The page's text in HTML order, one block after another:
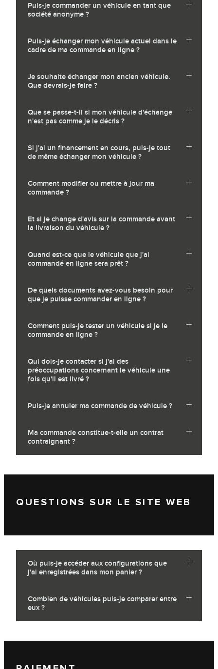
Puis-je commander un véhicule en tant que
société anonyme ?
Puis-je échanger mon véhicule actuel dans le
cadre de ma commande en ligne ?
Je souhaite échanger mon ancien véhicule.
Que devrais-je faire ?
Que se passe-t-il si mon véhicule d'échange
n'est pas comme je le décris ?
Si j'ai un financement en cours, puis-je tout
de même échanger mon véhicule ?
Comment modifier ou mettre à jour ma
commande ?
Et si je change d'avis sur la commande avant
la livraison du véhicule ?
Quand est-ce que le véhicule que j'ai
commandé en ligne sera prêt ?
De quels documents avez-vous besoin pour
que je puisse commander en ligne ?
Comment puis-je tester un véhicule si je le
commande en ligne ?
Qui dois-je contacter si j'ai des
préoccupations concernant le véhicule une
fois qu'il est livré ?
Puis-je annuler ma commande de véhicule ?
Ma commande constitue-t-elle un contrat
contraignant ?
QUESTIONS SUR LE SITE WEB
Où puis-je accéder aux configurations que
j'ai enregistrées dans mon panier ?
Combien de véhicules puis-je comparer entre
eux ?